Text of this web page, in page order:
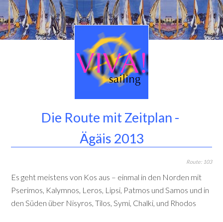
Die Route mit Zeitplan -
Ägäis 2013
Route: 103
Es geht meistens von Kos aus – einmal in den Norden mit
Pserimos, Kalymnos, Leros, Lipsi, Patmos und Samos und in
den Süden über Nisyros, Tilos, Symi, Chalki, und Rhodos